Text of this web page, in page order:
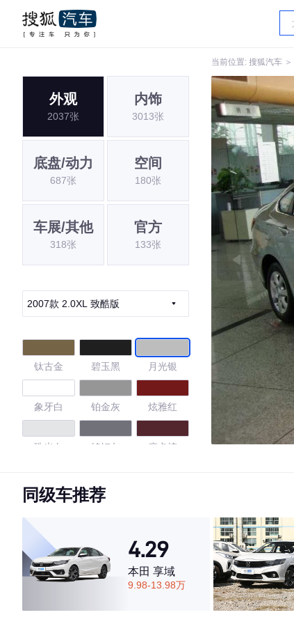
当前位置: 搜狐汽车 ＞
外观
2037张
内饰
3013张
底盘/动力
687张
空间
180张
车展/其他
318张
官方
133张
2007款 2.0XL 致酷版
钛古金 碧玉黑 月光银
象牙白 铂金灰 炫雅红
珠光白 钨钢灰 摩卡棕
旋风橙 曜石黑
4.68
·外观表现一般，低于53%同级车
同级车推荐
4.29
本田 享域
9.98-13.98万